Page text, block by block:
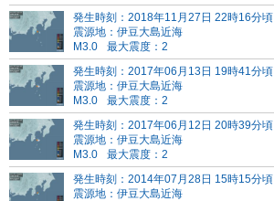
発生時刻：2018年11月27日 22時16分頃
震源地：伊豆大島近海
M3.0
最大震度：2
発生時刻：2017年06月13日 19時41分頃
震源地：伊豆大島近海
M3.0
最大震度：2
発生時刻：2017年06月12日 20時39分頃
震源地：伊豆大島近海
M3.0
最大震度：2
発生時刻：2014年07月28日 15時15分頃
震源地：伊豆大島近海